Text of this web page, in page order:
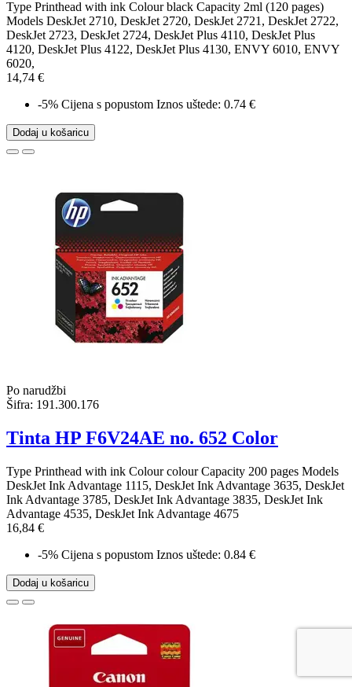
Type Printhead with ink Colour black Capacity 2ml (120 pages)
Models DeskJet 2710, DeskJet 2720, DeskJet 2721, DeskJet 2722,
DeskJet 2723, DeskJet 2724, DeskJet Plus 4110, DeskJet Plus
4120, DeskJet Plus 4122, DeskJet Plus 4130, ENVY 6010, ENVY
6020,
14,74 €
-5% Cijena s popustom Iznos uštede: 0.74 €
Dodaj u košaricu
Po narudžbi
Šifra: 191.300.176
Tinta HP F6V24AE no. 652 Color
Type Printhead with ink Colour colour Capacity 200 pages Models
DeskJet Ink Advantage 1115, DeskJet Ink Advantage 3635, DeskJet
Ink Advantage 3785, DeskJet Ink Advantage 3835, DeskJet Ink
Advantage 4535, DeskJet Ink Advantage 4675
16,84 €
-5% Cijena s popustom Iznos uštede: 0.84 €
Dodaj u košaricu